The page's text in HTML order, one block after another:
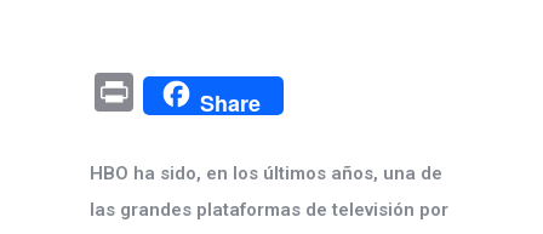
Pr
in
t
Share
HBO ha sido, en los últimos años, una de
las grandes plataformas de televisión por